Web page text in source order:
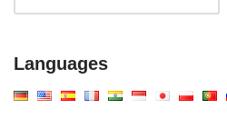
Languages